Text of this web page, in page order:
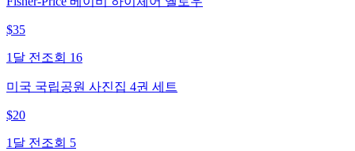
$35
1달 전 조회 16
미국 국립공원 사진집 4권 세트
$20
1달 전 조회 5